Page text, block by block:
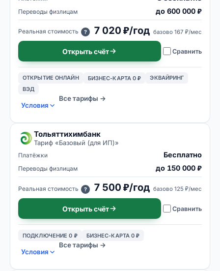
Переводы физлицам до 600 000 ₽
Реальная стоимость ? 7 020 ₽/год базово 167 ₽/мес
Открыть счёт Сравнить
ОТКРЫТИЕ ОНЛАЙН БИЗНЕС-КАРТА 0 ₽
ЭКВАЙРИНГ
ВЭД
Условия
Все тарифы →
Тольяттихимбанк
Тариф «Базовый (для ИП)»
Платёжки Бесплатно
Переводы физлицам до 150 000 ₽
Реальная стоимость ? 7 500 ₽/год базово 125 ₽/мес
Открыть счёт Сравнить
ПОДКЛЮЧЕНИЕ 0 ₽ БИЗНЕС-КАРТА 0 ₽
Условия
Все тарифы →